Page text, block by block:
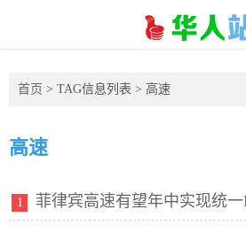
首页 > TAG信息列表 > 高速
高速
1 菲律宾高速有望年中实现统